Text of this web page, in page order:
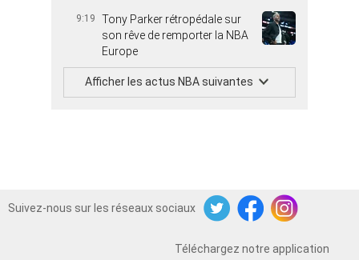
9:19
Tony Parker rétropédale sur
son rêve de remporter la NBA
Europe
Afficher les actus NBA suivantes
Suivez-nous sur les réseaux sociaux
TwitterFacebookInstagram
Téléchargez notre application